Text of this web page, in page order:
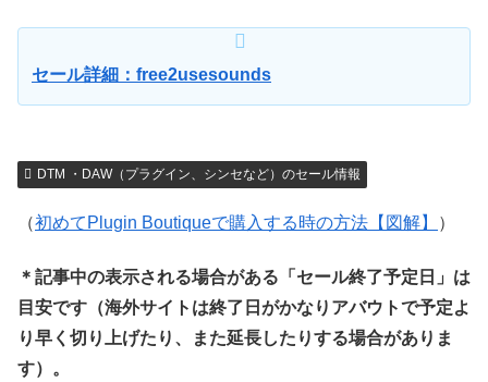
セール詳細：free2usesounds
DTM ・DAW（プラグイン、シンセなど）のセール情報
（初めてPlugin Boutiqueで購入する時の方法【図解】 ）
＊記事中の表示される場合がある「セール終了予定日」は
目安です（海外サイトは終了日がかなりアバウトで予定よ
り早く切り上げたり、また延長したりする場合がありま
す）。